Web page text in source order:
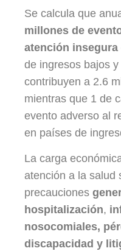
Se calcula que
millones de
atención
de ingresos bajos
contribuyen a 2.6
mientras que 1 de
evento adverso al
en países de
La carga
atención a la salud
precauciones
hospitalización,
nosocomiales,
discapacidad y